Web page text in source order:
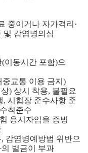
중이거나 자가격리·
및 감염병의심
이동시간 포함)으
중교통 이용 금지)
) 상시 착용, 불필요
, 시험장 준수사항 준
칙준수
응시자임을 증빙
감염병예방법 위반으
벌금이 부과